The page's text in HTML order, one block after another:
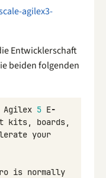
agilex3-
Entwicklerschaft
beiden folgenden
Agilex 5 E-
kits, boards,
your
is normally